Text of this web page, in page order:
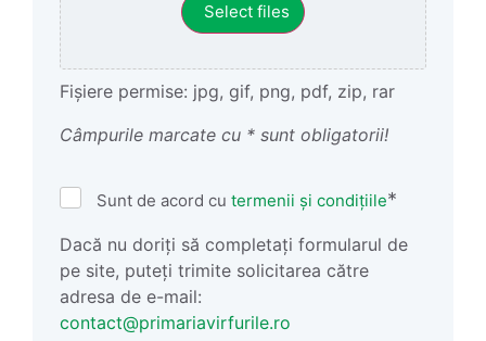
Select files
Fișiere permise: jpg, gif, png, pdf, zip, rar
Câmpurile marcate cu * sunt obligatorii!
Termeni
Condiții
*
Sunt de acord cu termenii și condițiile*
Dacă nu doriți să completați formularul de
pe site, puteți trimite solicitarea către
adresa de e-mail:
contact@primariavirfurile.ro